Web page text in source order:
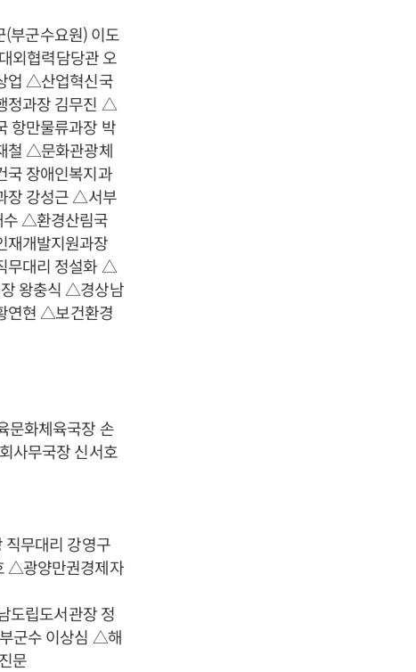
부군수요원) 이도
외협력담당관 오
업 △산업혁신국
정과장 김무진 △
항만물류과장 박
철 △문화관광체
장애인복지과
장 강성근 △서부
수 △환경산림국
개발지원과장
무대리 정설화 △
왕충식 △경상남
연현 △보건환경
화체육국장 손
사무국장 신서호
무대리 강영구
△광양만권경제자
립도서관장 정
군수 이상심 △해
문